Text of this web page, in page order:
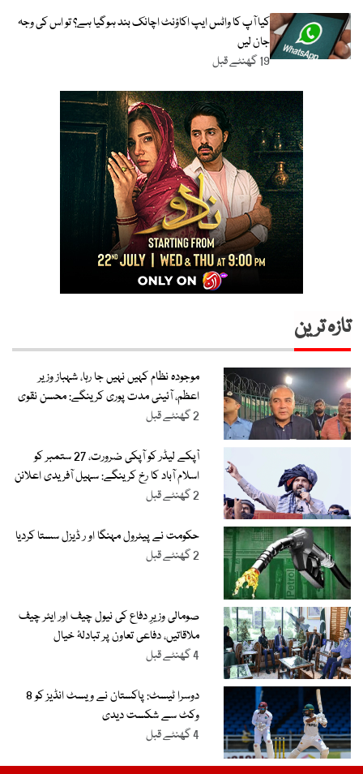
کیا آپ کا واٹس ایپ اکاؤنٹ اچانک بند ہوگیا ہے؟ تو اس کی وجہ
جان لیں
19 گھنٹے قبل
تازہ ترین
موجودہ نظام کہیں نہیں جا رہا، شہباز وزیر
اعظم، آئینی مدت پوری کرینگے: محسن نقوی
2 گھنٹے قبل
آپکے لیڈر کو آپکی ضرورت، 27 ستمبر کو
اسلام آباد کا رخ کرینگے: سہیل آفریدی اعلانن
2 گھنٹے قبل
حکومت نے پیٹرول مہنگا او ر ڈیزل سستا کردیا
2 گھنٹے قبل
صومالی وزیرِ دفاع کی نیول چیف اور ایئر چیف
ملاقاتیں، دفاعی تعاون پر تبادلۂ خیال
4 گھنٹے قبل
دوسرا ٹیسٹ: پاکستان نے ویسٹ انڈیز کو 8
وکٹ سے شکست دیدی
4 گھنٹے قبل